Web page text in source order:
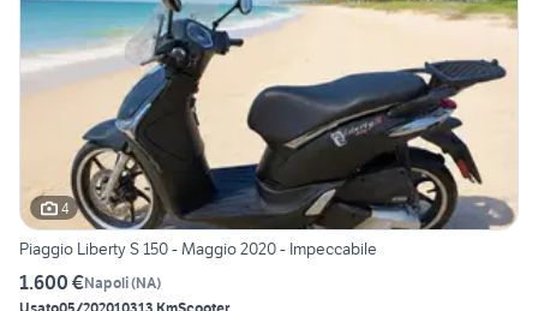
4
Piaggio Liberty S 150 - Maggio 2020 - Impeccabile
1.600 €Napoli(NA)